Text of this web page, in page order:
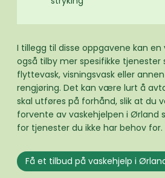
I tillegg til disse oppgavene kan
også tilby mer spesifikke tjenester
flyttevask, visningsvask eller
rengjøring. Det kan være lurt å
skal utføres på forhånd, slik at du
forvente av vaskehjelpen i Ørland
for tjenester du ikke har behov for.
Få et tilbud på vaskehjelp i